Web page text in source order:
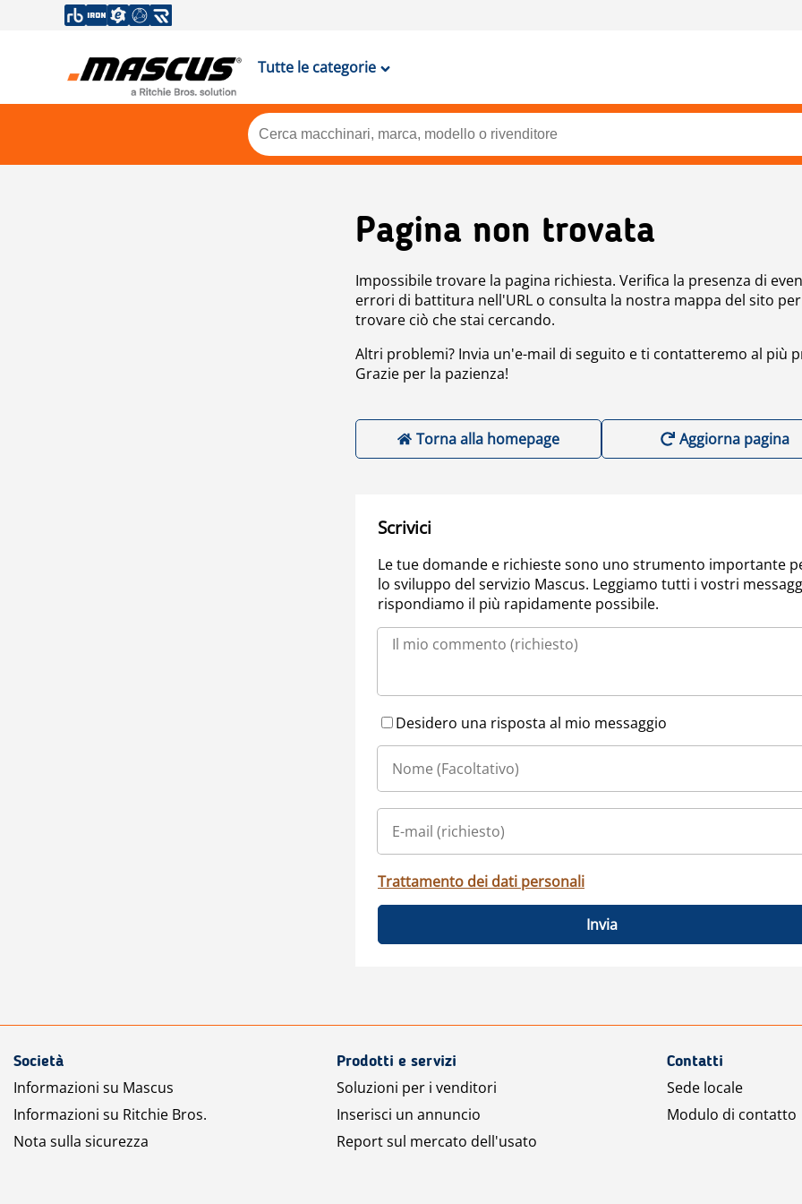
Tutte le categorie
Pagina non trovata
Impossibile trovare la pagina richiesta. Verifica la presenza di
errori di battitura nell'URL o consulta la nostra mappa del sito per
trovare ciò che stai cercando.
Altri problemi? Invia un'e-mail di seguito e ti contatteremo al più
Grazie per la pazienza!
Torna alla homepage Aggiorna pagina
Scrivici
Le tue domande e richieste sono uno strumento importante
lo sviluppo del servizio Mascus. Leggiamo tutti i vostri
rispondiamo il più rapidamente possibile.
Desidero una risposta al mio messaggio
Trattamento dei dati personali
Invia
Società
Informazioni su Mascus
Informazioni su Ritchie Bros.
Nota sulla sicurezza
Prodotti e servizi
Soluzioni per i venditori
Inserisci un annuncio
Report sul mercato dell'usato
Contatti
Sede locale
Modulo di contatto